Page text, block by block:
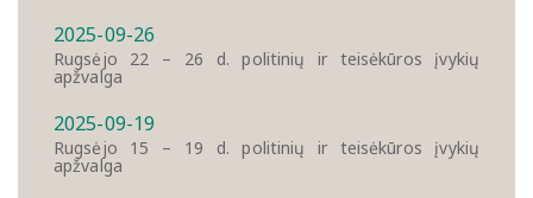
2025-09-26
Rugsėjo 22 – 26 d. politinių ir teisėkūros įvykių
apžvalga
2025-09-19
Rugsėjo 15 – 19 d. politinių ir teisėkūros įvykių
apžvalga